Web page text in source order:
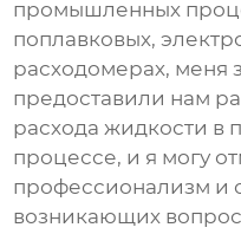
промышленных
поплавковых,
расходомерах, меня
предоставили нам
расхода жидкости в
процессе, и я могу
профессионализм и
возникающих